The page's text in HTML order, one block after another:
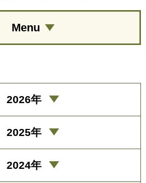
Menu
2026年
2025年
2024年